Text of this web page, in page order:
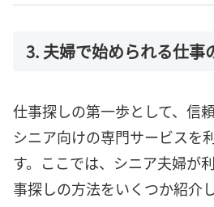
3. 夫婦で始められる仕事
仕事探しの第一歩として、信
シニア向けの専門サービスを
す。ここでは、シニア夫婦が
事探しの方法をいくつか紹介し